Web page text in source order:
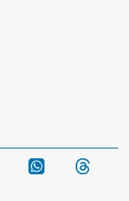
Telegram WhatsApp